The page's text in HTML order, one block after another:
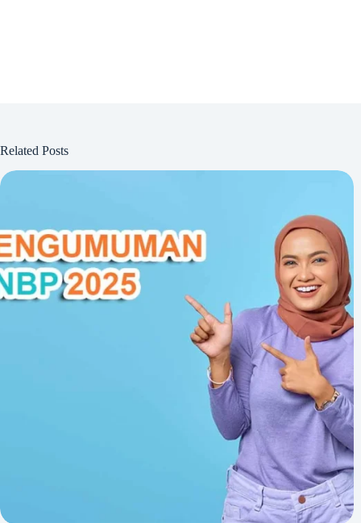
Related Posts